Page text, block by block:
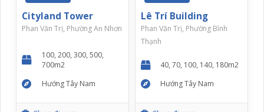
Cityland Tower
Phan Văn Trị, Phường An Nhơn
100, 200, 300, 500,
700m2
Hướng Tây Nam
Lê Trí Building
Phan Văn Trị, Phường Bình
Thạnh
40, 70, 100, 140, 180m2
Hướng Tây Nam